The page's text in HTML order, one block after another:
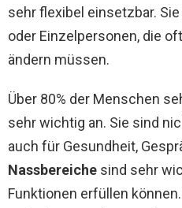
sehr flexibel einsetzbar.
oder Einzelpersonen, die
ändern müssen.
Über 80% der Menschen
sehr wichtig an. Sie sind
auch für Gesundheit,
Nassbereiche sind sehr
Funktionen erfüllen